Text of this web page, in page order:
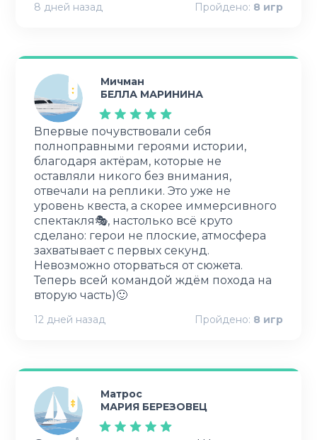
8 дней назад Пройдено: 8 игр
Мичман
БЕЛЛА МАРИНИНА
Впервые почувствовали себя
полноправными героями истории,
благодаря актёрам, которые не
оставляли никого без внимания,
отвечали на реплики. Это уже не
уровень квеста, а скорее иммерсивного
спектакля🎭, настолько всё круто
сделано: герои не плоские, атмосфера
захватывает с первых секунд.
Невозможно оторваться от сюжета.
Теперь всей командой ждём похода на
вторую часть)🙂
12 дней назад Пройдено: 8 игр
Матрос
МАРИЯ БЕРЕЗОВЕЦ